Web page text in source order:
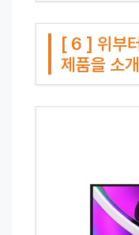
[ 6 ] 위부
제품을 소